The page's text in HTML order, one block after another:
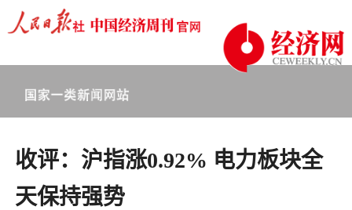
收评：沪指涨0.92% 电力板块全
天保持强势